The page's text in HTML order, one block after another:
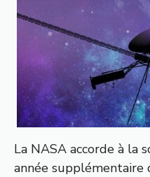
La NASA accorde à la
année supplémentaire